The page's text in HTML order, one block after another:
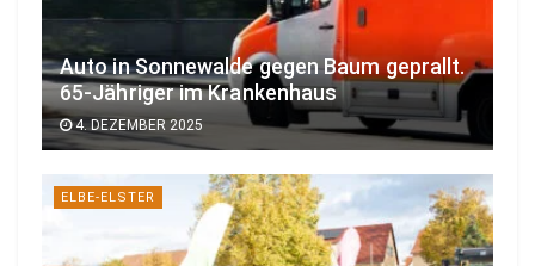
Auto in Sonnewalde gegen Baum geprallt.
65-Jähriger im Krankenhaus
4. DEZEMBER 2025
ELBE-ELSTER